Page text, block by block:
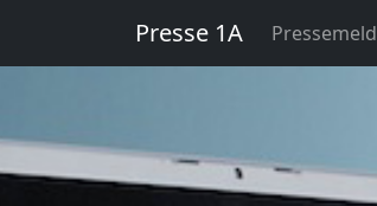
Presse 1A